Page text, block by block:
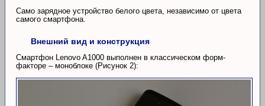
Само зарядное устройство белого цвета, независимо от цвета
самого смартфона.
Внешний вид и конструкция
Смартфон Lenovo A1000 выполнен в классическом форм-
факторе – моноблоке (Рисунок 2):